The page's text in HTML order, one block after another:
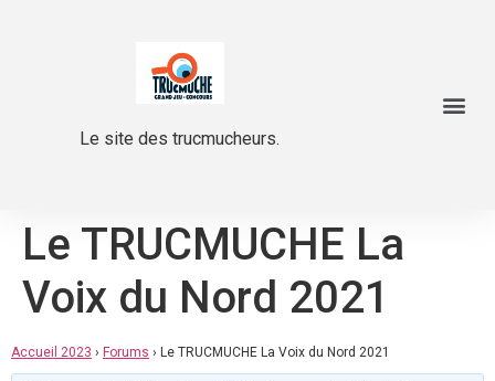
Le site des trucmucheurs.
Le TRUCMUCHE La
Voix du Nord 2021
Accueil 2023 › Forums › Le TRUCMUCHE La Voix du Nord 2021